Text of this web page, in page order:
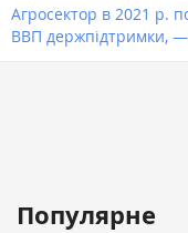
Агросектор в 2021 р.
ВВП держпідтримки,
Популярне